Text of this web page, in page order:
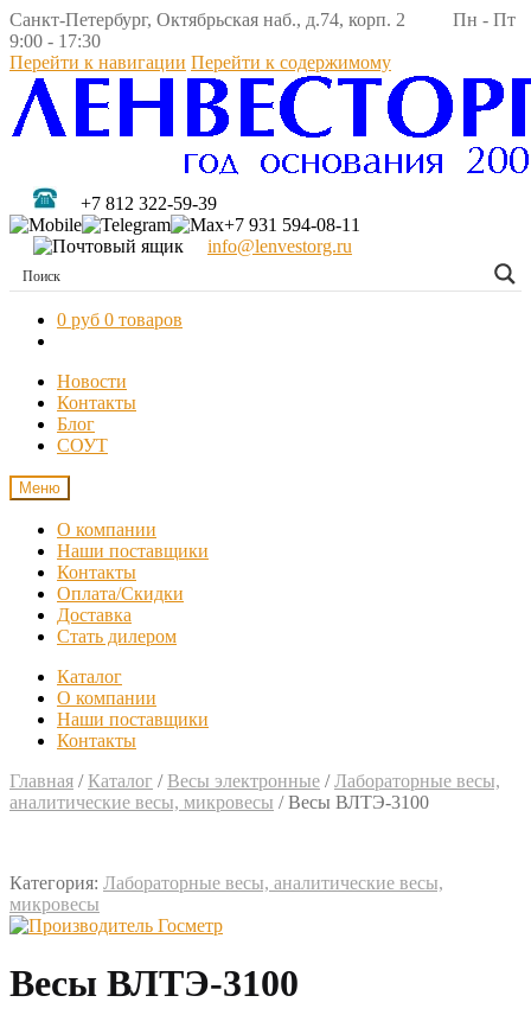
Санкт-Петербург, Октябрьская наб., д.74, корп. 2 Пн - Пт
9:00 - 17:30
Перейти к навигации Перейти к содержимому
+7 812 322-59-39
+7 931 594-08-11
info@lenvestorg.ru
0 руб 0 товаров
Новости
Контакты
Блог
СОУТ
Меню
О компании
Наши поставщики
Контакты
Оплата/Скидки
Доставка
Стать дилером
Каталог
О компании
Наши поставщики
Контакты
Главная / Каталог / Весы электронные /Лабораторные весы,
аналитические весы, микровесы /Весы ВЛТЭ-3100
Категория: Лабораторные весы, аналитические весы,
микровесы
Весы ВЛТЭ-3100